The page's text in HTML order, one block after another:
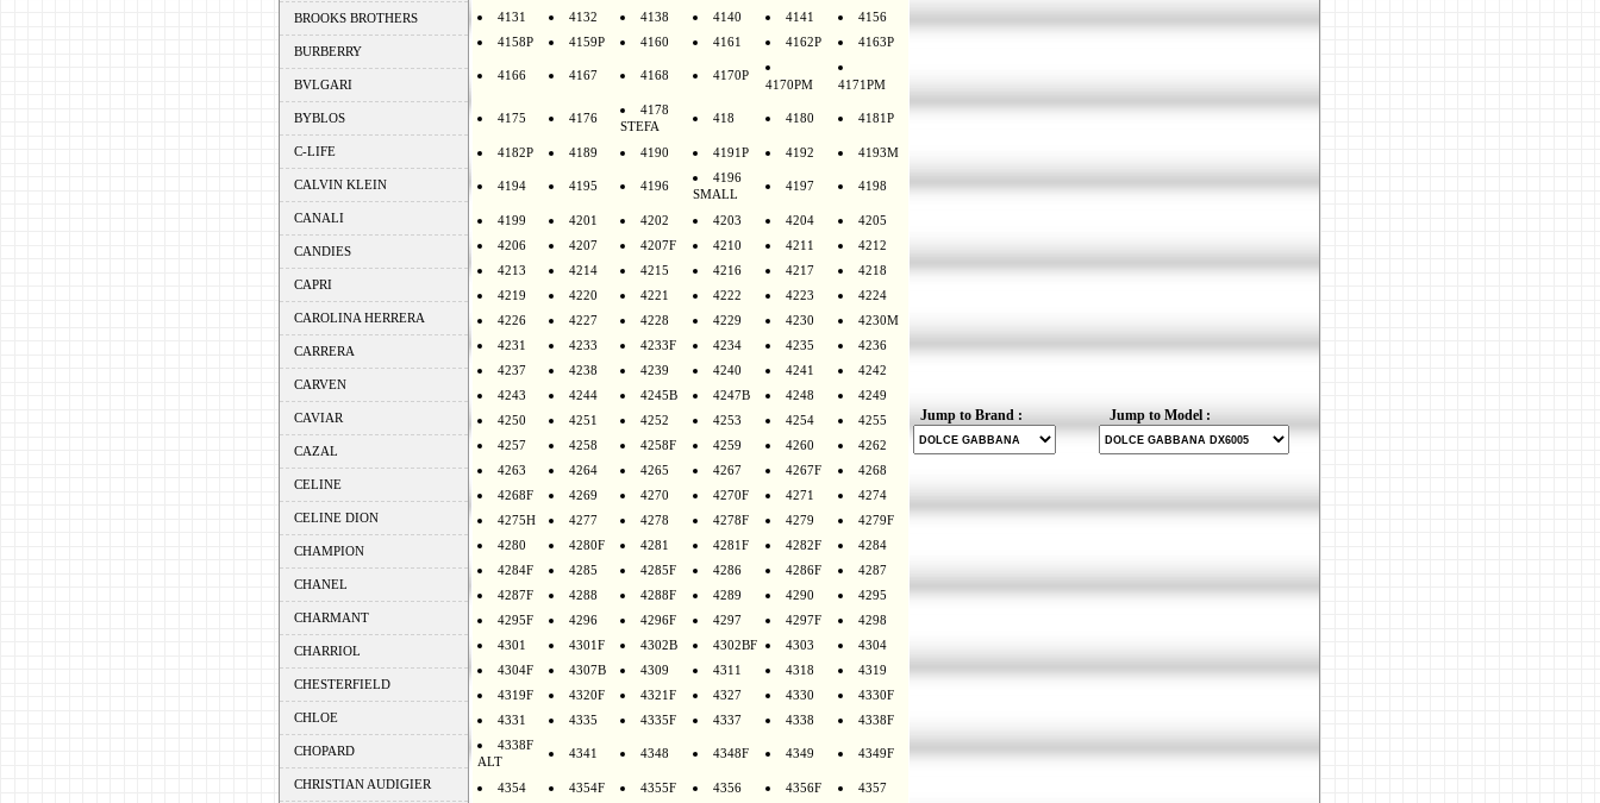
BROOKS BROTHERS
BURBERRY
BVLGARI
BYBLOS
C-LIFE
CALVIN KLEIN
CANALI
CANDIES
CAPRI
CAROLINA HERRERA
CARRERA
CARVEN
CAVIAR
CAZAL
CELINE
CELINE DION
CHAMPION
CHANEL
CHARMANT
CHARRIOL
CHESTERFIELD
CHLOE
CHOPARD
CHRISTIAN AUDIGIER
4131
4132 4138 4140 4141
4156
4158P
4159P 4160 4161 4162P 4163P
4166 4167 4168 4170P
4170PM 4171PM
4175 4176
4178
STEFA
418 4180 4181P
4182P 4189 4190 4191P 4192 4193M
4194 4195 4196
4196
SMALL
4197 4198
4199 4201 4202 4203 4204
4205
4206
4207 4207F 4210 4211
4212
4213
4214 4215 4216 4217
4218
4219
4220 4221 4222 4223
4224
4226
4227 4228 4229 4230
4230M
4231
4233 4233F 4234 4235
4236
4237
4238 4239 4240 4241
4242
4243
4244 4245B 4247B 4248
4249
4250
4251 4252 4253 4254
4255
4257
4258 4258F 4259 4260
4262
4263
4264 4265 4267 4267F
4268
4268F
4269 4270 4270F 4271
4274
4275H
4277 4278 4278F 4279
4279F
4280
4280F 4281 4281F 4282F
4284
4284F
4285 4285F 4286 4286F
4287
4287F
4288 4288F 4289 4290
4295
4295F
4296 4296F 4297 4297F
4298
4301
4301F 4302B 4302BF 4303
4304
4304F
4307B 4309 4311 4318
4319
4319F
4320F 4321F 4327 4330
4330F
4331
4335 4335F 4337 4338
4338F
4338F
ALT
4341 4348 4348F 4349 4349F
4354 4354F 4355F 4356 4356F 4357
Jump to Brand : Jump to Model :